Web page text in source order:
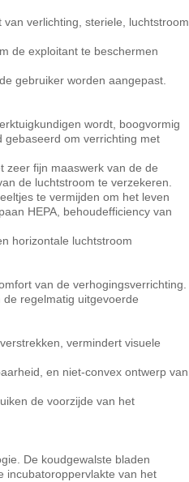
verlichting, steriele, luchtstroom
de exploitant te beschermen
gebruiker worden aangepast.
wordt, boogvormig
gebaseerd om verrichting met
zeer fijn maaswerk van de de
de luchtstroom te verzekeren.
te vermijden om het leven
HEPA, behoudefficiency van
horizontale luchtstroom
van de verhogingsverrichting.
regelmatig uitgevoerde
vermindert visuele
en niet-convex ontwerp van
de voorzijde van het
De koudgewalste bladen
incubatoroppervlakte van het